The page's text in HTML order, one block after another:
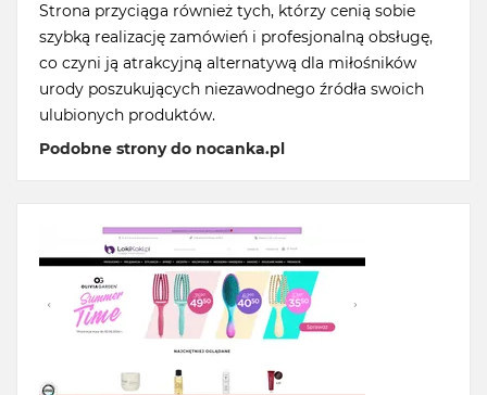
Strona przyciąga również tych, którzy cenią sobie
szybką realizację zamówień i profesjonalną obsługę,
co czyni ją atrakcyjną alternatywą dla miłośników
urody poszukujących niezawodnego źródła swoich
ulubionych produktów.
Podobne strony do nocanka.pl